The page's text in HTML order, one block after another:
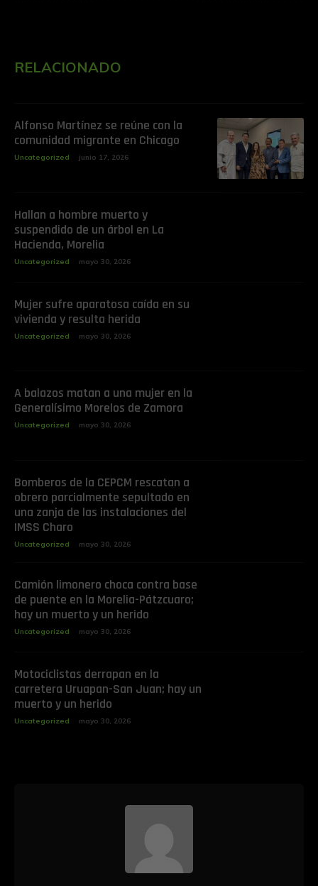
RELACIONADO
Alfonso Martínez se reúne con la
comunidad migrante en Chicago
Uncategorized junio 17, 2026
Hallan a hombre muerto y
suspendido de un árbol en La
Hacienda, Morelia
Uncategorized mayo 30, 2026
Mujer sufre aparatosa caída en su
vivienda y resulta herida
Uncategorized mayo 30, 2026
A balazos matan a una mujer en la
Generalísimo Morelos de Zamora
Uncategorized mayo 30, 2026
Bomberos de la CEPCM rescatan a
obrero parcialmente sepultado en
una zanja de las instalaciones del
IMSS Charo
Uncategorized mayo 30, 2026
Camión limonero choca contra base
de puente en la Morelia-Pátzcuaro;
hay un muerto y un herido
Uncategorized mayo 30, 2026
Motociclistas derrapan en la
carretera Uruapan-San Juan; hay un
muerto y un herido
Uncategorized mayo 30, 2026